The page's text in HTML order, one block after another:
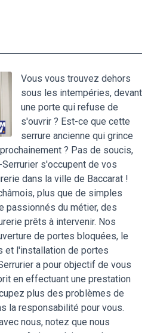
Vous vous trouvez dehors
sous les intempéries, devant
une porte qui refuse de
s'ouvrir ? Est-ce que cette
serrure ancienne qui grince
? Pas de soucis,
s'occupent de vos
dans la ville de Baccarat !
plus que de simples
passionnés du métier, des
prêts à intervenir. Nos
de portes bloquées, le
et l'installation de portes
a pour objectif de vous
en effectuant une prestation
plus des problèmes de
la responsabilité pour vous.
nous, notez que nous